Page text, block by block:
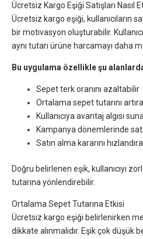
Ücretsiz Kargo Eşiği Satışları Nasıl
Ücretsiz kargo eşiği, kullanıcıların
bir motivasyon oluşturabilir.
aynı tutarı ürüne harcamayı daha
Bu uygulama özellikle şu
Sepet terk oranını azaltabilir
Ortalama sepet tutarını
Kullanıcıya avantaj algısı
Kampanya dönemlerinde
Satın alma kararını
Doğru belirlenen eşik, kullanıcıyı
tutarına yönlendirebilir.
Ortalama Sepet Tutarına Etkisi
Ücretsiz kargo eşiği belirlenirken
dikkate alınmalıdır. Eşik çok düşük